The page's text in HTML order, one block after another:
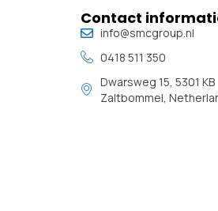
Contact
info@smcgroup.nl
0418 511 350
Dwarsweg 15, 5301 KB
Zaltbommel,